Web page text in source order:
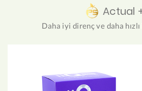
Actual
Daha iyi direnç ve daha